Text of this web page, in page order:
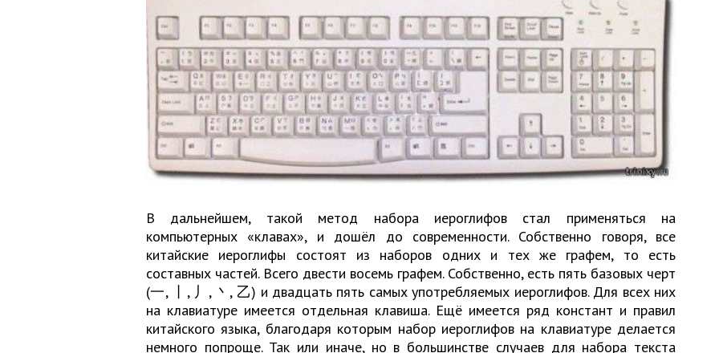
В дальнейшем, такой метод набора иероглифов стал применяться на
компьютерных «клавах», и дошёл до современности. Собственно говоря, все
китайские иероглифы состоят из наборов одних и тех же графем, то есть
составных частей. Всего двести восемь графем. Собственно, есть пять базовых черт
(一, 丨, 丿, 丶, 乙) и двадцать пять самых употребляемых иероглифов. Для всех них
на клавиатуре имеется отдельная клавиша. Ещё имеется ряд констант и правил
китайского языка, благодаря которым набор иероглифов на клавиатуре делается
немного попроще. Так или иначе, но в большинстве случаев для набора текста